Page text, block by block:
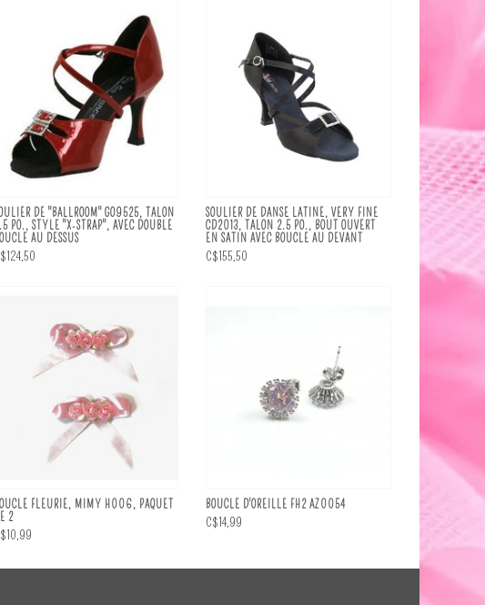
DE "BALLROOM" GO9525, TALON
PO., STYLE "X-STRAP", AVEC DOUBLE
AU DESSUS
SOULIER DE DANSE LATINE, VERY FINE
CD2013, TALON 2.5 PO., BOUT OUVERT
EN SATIN AVEC BOUCLE AU DEVANT
C$155,50
FLEURIE, MIMY H006, PAQUET
2
BOUCLE D'OREILLE FH2 AZ0054
C$14,99